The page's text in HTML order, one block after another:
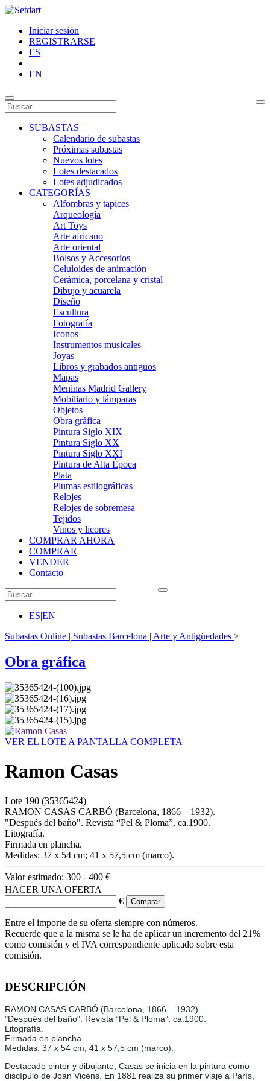
Iniciar sesión
REGISTRARSE
ES
|
EN
SUBASTAS
Calendario de subastas
Próximas subastas
Nuevos lotes
Lotes destacados
Lotes adjudicados
CATEGORÍAS
Alfombras y tapices
Arqueología
Art Toys
Arte africano
Arte oriental
Bolsos y Accesorios
Celuloides de animación
Cerámica, porcelana y cristal
Dibujo y acuarela
Diseño
Escultura
Fotografía
Iconos
Instrumentos musicales
Joyas
Libros y grabados antiguos
Mapas
Meninas Madrid Gallery
Mobiliario y lámparas
Objetos
Obra gráfica
Pintura Siglo XIX
Pintura Siglo XX
Pintura Siglo XXI
Pintura de Alta Época
Plata
Plumas estilográficas
Relojes
Relojes de sobremesa
Tejidos
Vinos y licores
COMPRAR AHORA
COMPRAR
VENDER
Contacto
ES|EN
Subastas Online | Subastas Barcelona | Arte y Antigüedades >
Obra gráfica
VER EL LOTE A PANTALLA COMPLETA
Ramon Casas
Lote 190 (35365424)
RAMON CASAS CARBÓ (Barcelona, 1866 – 1932).
"Después del baño". Revista “Pel & Ploma”, ca.1900.
Litografía.
Firmada en plancha.
Medidas: 37 x 54 cm; 41 x 57,5 cm (marco).
Valor estimado: 300 - 400 €
HACER UNA OFERTA
€
Entre el importe de su oferta siempre con números.
Recuerde que a la misma se le ha de aplicar un incremento del 21%
como comisión y el IVA correspondiente aplicado sobre esta
comisión.
DESCRIPCIÓN
RAMON CASAS CARBÓ (Barcelona, 1866 – 1932).
"Después del baño". Revista “Pel & Ploma”, ca.1900.
Litografía.
Firmada en plancha.
Medidas: 37 x 54 cm; 41 x 57,5 cm (marco).
Destacado pintor y dibujante, Casas se inicia en la pintura como
discípulo de Joan Vicens. En 1881 realiza su primer viaje a París,